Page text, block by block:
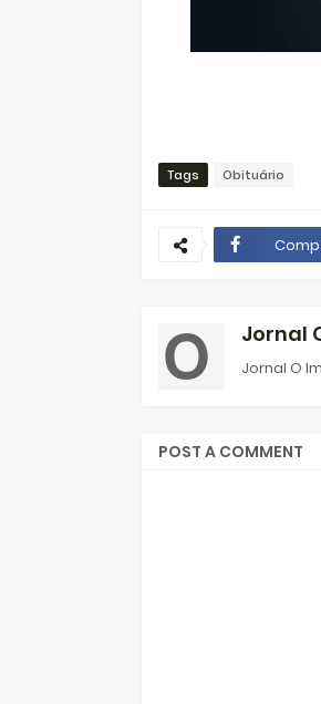
Tags Obituário
Jornal
Jornal O
POST A COMMENT